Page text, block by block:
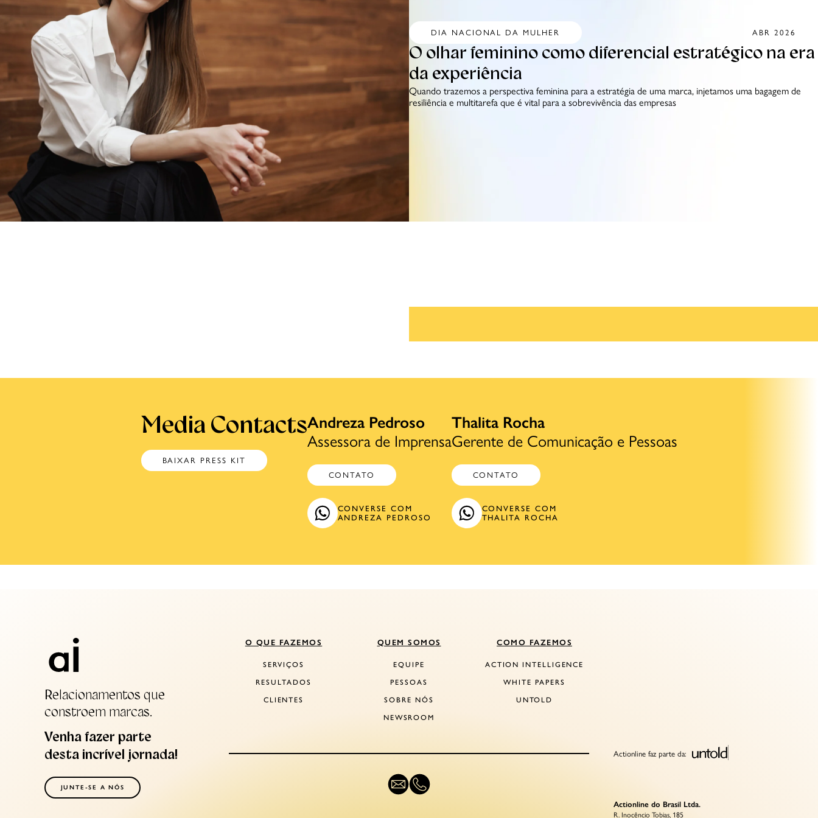
DIA NACIONAL DA MULHER ABR 2026
O olhar feminino como diferencial estratégico na era
da experiência
Quando trazemos a perspectiva feminina para a estratégia de uma marca, injetamos uma bagagem de
resiliência e multitarefa que é vital para a sobrevivência das empresas
Media Contacts
BAIXAR PRESS KIT
Andreza Pedroso
Assessora de Imprensa
CONTATO
CONVERSE COM
ANDREZA PEDROSO
Thalita Rocha
Gerente de Comunicação e Pessoas
CONTATO
CONVERSE COM
THALITA ROCHA
Relacionamentos que
constroem marcas.
Venha fazer parte
desta incrível jornada!
JUNTE-SE A NÓS
O QUE FAZEMOS
SERVIÇOS
RESULTADOS
CLIENTES
QUEM SOMOS
EQUIPE
PESSOAS
SOBRE NÓS
NEWSROOM
COMO FAZEMOS
ACTION INTELLIGENCE
WHITE PAPERS
UNTOLD
Actionline faz parte da:
Actionline do Brasil Ltda.
R. Inocêncio Tobias, 185